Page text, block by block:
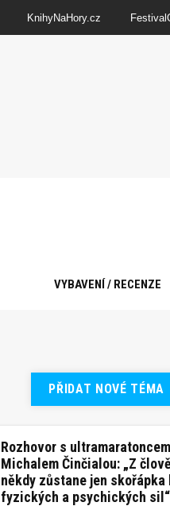
KnihyNaHory.cz
VYBAVENÍ / RECENZE
PŘIDAT NOVÉ TÉMA
Rozhovor s ultramaratoncem
Michalem Činčialou: „Z
někdy zůstane jen skořápka
fyzických a psychických sil“